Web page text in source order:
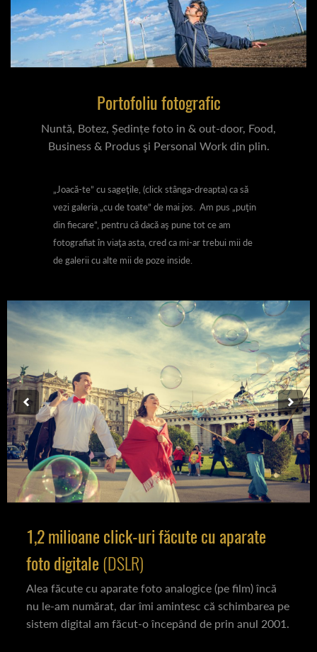
Portofoliu fotografic
Nuntă, Botez, Ședințe foto in & out-door, Food,
Business & Produs şi Personal Work din plin.
„Joacă-te” cu sageţile, (click stânga-dreapta) ca să
vezi galeria „cu de toate” de mai jos. Am pus „puţin
din fiecare”, pentru că dacă aş pune tot ce am
fotografiat în viaţa asta, cred ca mi-ar trebui mii de
de galerii cu alte mii de poze inside.
1,2 milioane click-uri făcute cu aparate
foto digitale (DSLR)
Alea făcute cu aparate foto analogice (pe film) încă
nu le-am numărat, dar îmi amintesc că schimbarea pe
sistem digital am făcut-o începând de prin anul 2001.